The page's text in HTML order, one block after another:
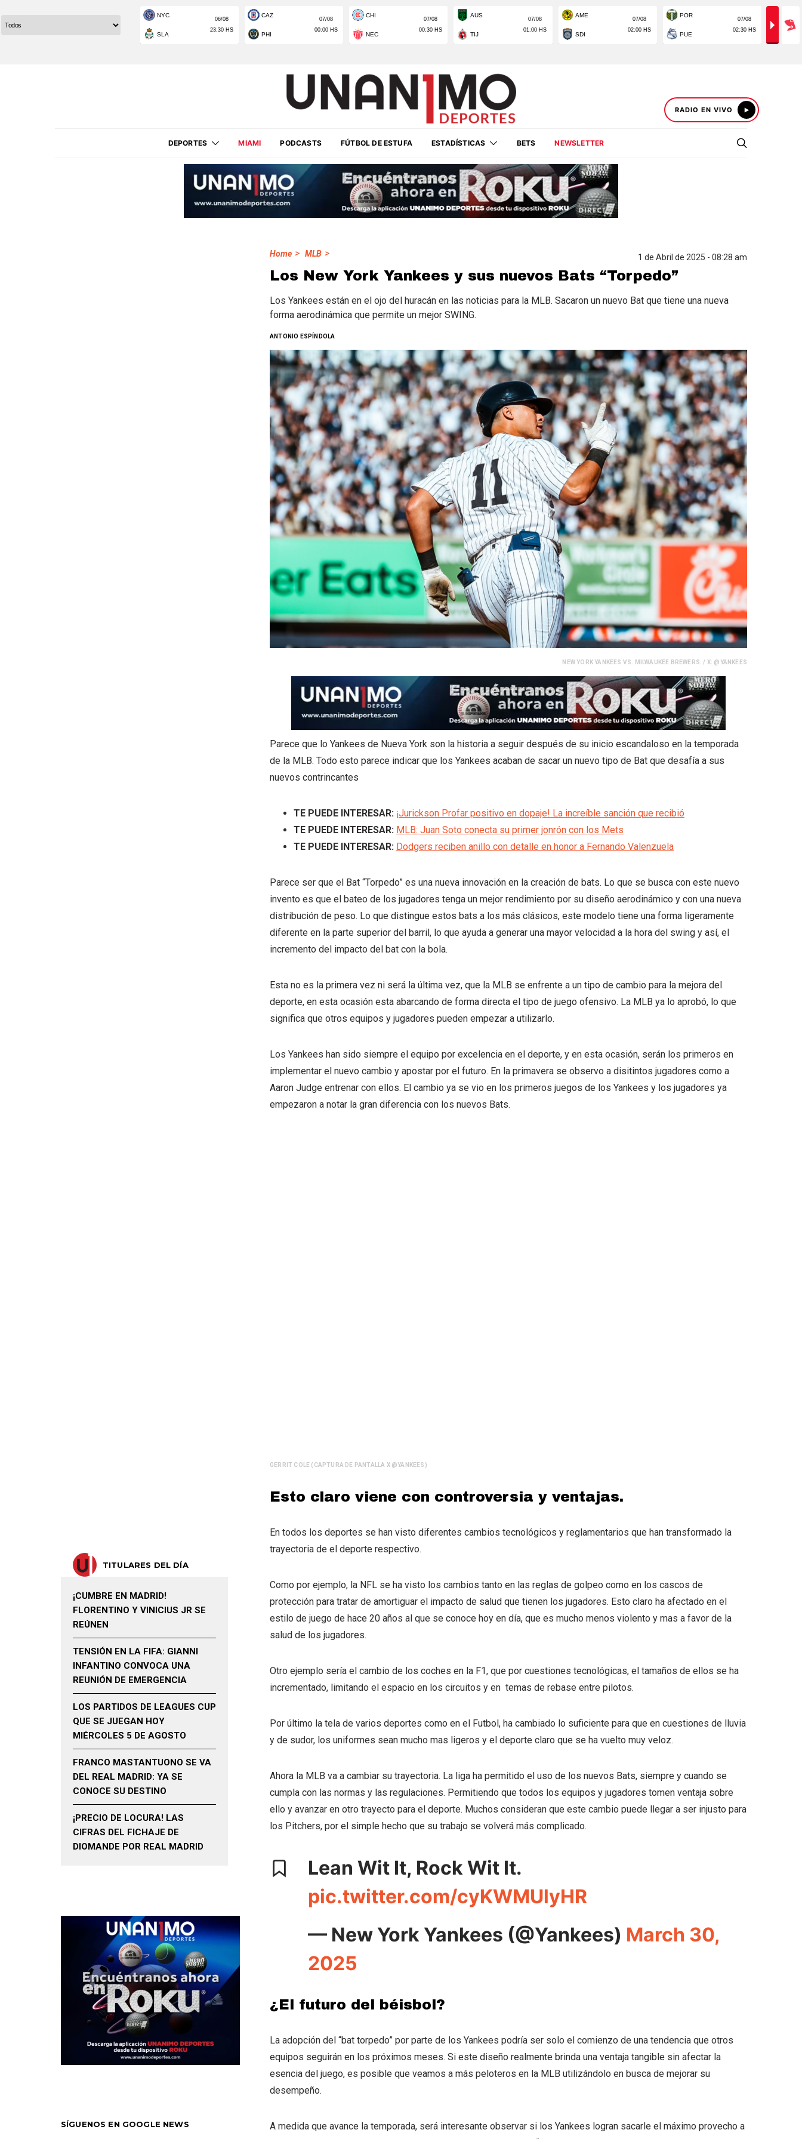
RADIO EN VIVO
DEPORTES MIAMI PODCASTS FÚTBOL DE ESTUFA ESTADÍSTICAS BETS NEWSLETTER
Home > MLB > 1 de Abril de 2025 - 08:28 am
Los New York Yankees y sus nuevos Bats “Torpedo”
Los Yankees están en el ojo del huracán en las noticias para la MLB. Sacaron un nuevo Bat que tiene una nueva
forma aerodinámica que permite un mejor SWING.
ANTONIO ESPÍNDOLA
NEW YORK YANKEES VS. MILWAUKEE BREWERS. / X: @YANKEES
Parece que lo Yankees de Nueva York son la historia a seguir después de su inicio escandaloso en la temporada
de la MLB. Todo esto parece indicar que los Yankees acaban de sacar un nuevo tipo de Bat que desafía a sus
nuevos contrincantes
TE PUEDE INTERESAR: ¡Jurickson Profar positivo en dopaje! La increíble sanción que recibió
TE PUEDE INTERESAR: MLB: Juan Soto conecta su primer jonrón con los Mets
TE PUEDE INTERESAR: Dodgers reciben anillo con detalle en honor a Fernando Valenzuela
Parece ser que el Bat “Torpedo” es una nueva innovación en la creación de bats. Lo que se busca con este nuevo
invento es que el bateo de los jugadores tenga un mejor rendimiento por su diseño aerodinámico y con una nueva
distribución de peso. Lo que distingue estos bats a los más clásicos, este modelo tiene una forma ligeramente
diferente en la parte superior del barril, lo que ayuda a generar una mayor velocidad a la hora del swing y así, el
incremento del impacto del bat con la bola.
Esta no es la primera vez ni será la última vez, que la MLB se enfrente a un tipo de cambio para la mejora del
deporte, en esta ocasión esta abarcando de forma directa el tipo de juego ofensivo. La MLB ya lo aprobó, lo que
significa que otros equipos y jugadores pueden empezar a utilizarlo.
Los Yankees han sido siempre el equipo por excelencia en el deporte, y en esta ocasión, serán los primeros en
implementar el nuevo cambio y apostar por el futuro. En la primavera se observo a disitintos jugadores como a
Aaron Judge entrenar con ellos. El cambio ya se vio en los primeros juegos de los Yankees y los jugadores ya
empezaron a notar la gran diferencia con los nuevos Bats.
GERRIT COLE (CAPTURA DE PANTALLA X @YANKEES)
Esto claro viene con controversia y ventajas.
En todos los deportes se han visto diferentes cambios tecnológicos y reglamentarios que han transformado la
trayectoria de el deporte respectivo.
Como por ejemplo, la NFL se ha visto los cambios tanto en las reglas de golpeo como en los cascos de
protección para tratar de amortiguar el impacto de salud que tienen los jugadores. Esto claro ha afectado en el
estilo de juego de hace 20 años al que se conoce hoy en día, que es mucho menos violento y mas a favor de la
salud de los jugadores.
Otro ejemplo sería el cambio de los coches en la F1, que por cuestiones tecnológicas, el tamaños de ellos se ha
incrementado, limitando el espacio en los circuitos y en temas de rebase entre pilotos.
Por último la tela de varios deportes como en el Futbol, ha cambiado lo suficiente para que en cuestiones de lluvia
y de sudor, los uniformes sean mucho mas ligeros y el deporte claro que se ha vuelto muy veloz.
Ahora la MLB va a cambiar su trayectoria. La liga ha permitido el uso de los nuevos Bats, siempre y cuando se
cumpla con las normas y las regulaciones. Permitiendo que todos los equipos y jugadores tomen ventaja sobre
ello y avanzar en otro trayecto para el deporte. Muchos consideran que este cambio puede llegar a ser injusto para
los Pitchers, por el simple hecho que su trabajo se volverá más complicado.
Lean Wit It, Rock Wit It.
pic.twitter.com/cyKWMUlyHR
— New York Yankees (@Yankees) March 30,
2025
¿El futuro del béisbol?
La adopción del “bat torpedo” por parte de los Yankees podría ser solo el comienzo de una tendencia que otros
equipos seguirán en los próximos meses. Si este diseño realmente brinda una ventaja tangible sin afectar la
esencia del juego, es posible que veamos a más peloteros en la MLB utilizándolo en busca de mejorar su
desempeño.
A medida que avance la temporada, será interesante observar si los Yankees logran sacarle el máximo provecho a
TITULARES DEL DÍA
¡CUMBRE EN MADRID!
FLORENTINO Y VINICIUS JR SE
REÚNEN
TENSIÓN EN LA FIFA: GIANNI
INFANTINO CONVOCA UNA
REUNIÓN DE EMERGENCIA
LOS PARTIDOS DE LEAGUES CUP
QUE SE JUEGAN HOY
MIÉRCOLES 5 DE AGOSTO
FRANCO MASTANTUONO SE VA
DEL REAL MADRID: YA SE
CONOCE SU DESTINO
¡PRECIO DE LOCURA! LAS
CIFRAS DEL FICHAJE DE
DIOMANDE POR REAL MADRID
SÍGUENOS EN GOOGLE NEWS